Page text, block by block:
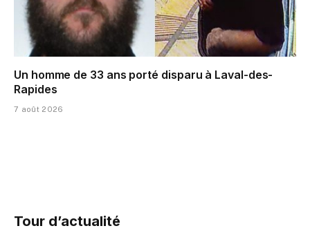
Un homme de 33 ans porté disparu à Laval-des-
Rapides
7 août 2026
Tour d’actualité